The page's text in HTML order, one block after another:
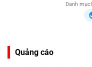
Danh
Quảng cáo